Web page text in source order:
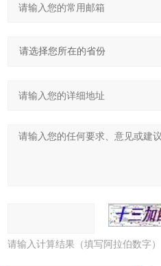
请输入计算结果（填写阿拉伯数字